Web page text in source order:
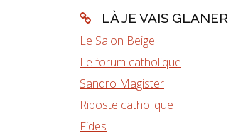
LÀ JE VAIS GLANER
Le Salon Beige
Le forum catholique
Sandro Magister
Riposte catholique
Fides